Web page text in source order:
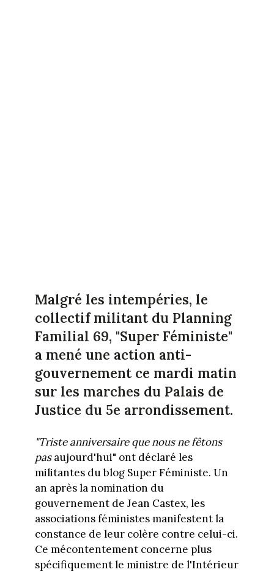
Malgré les intempéries, le
collectif militant du Planning
Familial 69, "Super Féministe"
a mené une action anti-
gouvernement ce mardi matin
sur les marches du Palais de
Justice du 5e arrondissement.
"Triste anniversaire que nous ne fêtons
pasaujourd'hui" ont déclaré les
militantes du blog Super Féministe. Un
an après la nomination du
gouvernement de Jean Castex, les
associations féministes manifestent la
constance de leur colère contre celui-ci.
Ce mécontentement concerne plus
spécifiquement le ministre de l'Intérieur